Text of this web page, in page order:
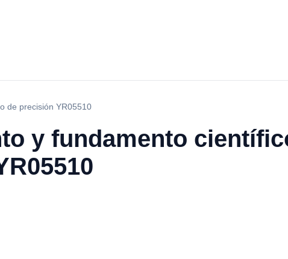
de precisión YR05510
y fundamento